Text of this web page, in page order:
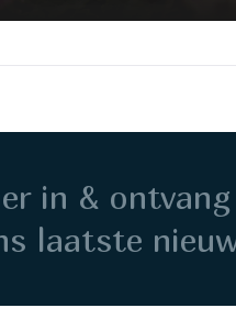
in &
laatste